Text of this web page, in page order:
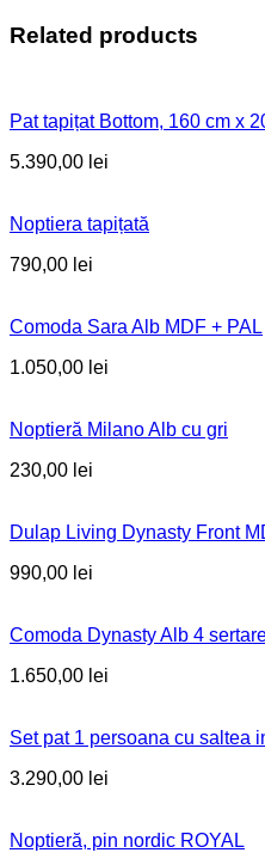
Related products
Pat tapițat Bottom, 160 cm x
5.390,00 lei
Noptiera tapițată
790,00 lei
Comoda Sara Alb MDF + PAL
1.050,00 lei
Noptieră Milano Alb cu gri
230,00 lei
Dulap Living Dynasty Front
990,00 lei
Comoda Dynasty Alb 4
1.650,00 lei
Set pat 1 persoana cu saltea
3.290,00 lei
Noptieră, pin nordic ROYAL